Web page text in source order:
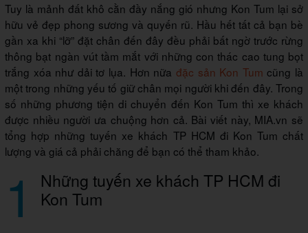
Tuy là mảnh đất khô cằn đầy nắng gió nhưng Kon Tum lại sở
hữu vẻ đẹp phong sương và quyến rũ. Hầu hết tất cả bạn bè
gần xa khi “lỡ” đặt chân đến đây đều phải bất ngờ trước rừng
thông bạt ngàn vút tầm mắt với những con thác cao tung bọt
trắng xóa như dải tơ lụa. Hơn nữa đặc sản Kon Tum cũng là
một trong những yếu tố giữ chân mọi người khi đến đây. Trong
số những phương tiện di chuyển đến Kon Tum thì xe khách
được nhiều người ưa chuộng hơn cả. Bài viết này, MIA.vn sẽ
tổng hợp những tuyến xe khách TP HCM đi Kon Tum chất
lượng và giá cả phải chăng để bạn có thể tham khảo.
1 Những tuyến xe khách TP HCM đi
Kon Tum